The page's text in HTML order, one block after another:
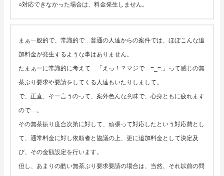
○対応できなかった場合は、料金発生しません。
まぁ一般的で、常識的で…普通の人達からの案件では、ほぼこんな追
加料金が発生するような事はありません。
たまぁーに常識的に考えて…「えっ！？マジで…=_=;」って感じの無
茶ぶり要求や要請をしてくる人達もいたりしまして。
で、正直、そー言うのって、案外色んな意味で、心身ともに疲れます
ので…。
その無茶振り度合次第に対して、頑張って対応したという対応費とし
て、通常料金に対し依頼者と協議の上、更に追加料金として決定及
び、その金額設定を行います。
但し、あまりの酷い無茶ぶり要求要請の場合は、当然、それ以前の問